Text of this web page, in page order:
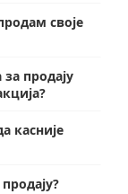
своје
продају
касније